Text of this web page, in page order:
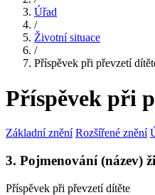
Úřad
/
Životní situace
/
Příspěvek při převzetí
Příspěvek při
Základní znění Rozšířené znění
3. Pojmenování (název)
Příspěvek při převzetí dítěte